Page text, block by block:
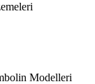
Modelleri